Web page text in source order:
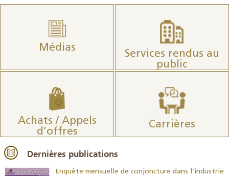
Médias
Services rendus au
public
Achats / Appels
d’offres
Carrières
Dernières publications
Enquête mensuelle de conjoncture dans l’industrie